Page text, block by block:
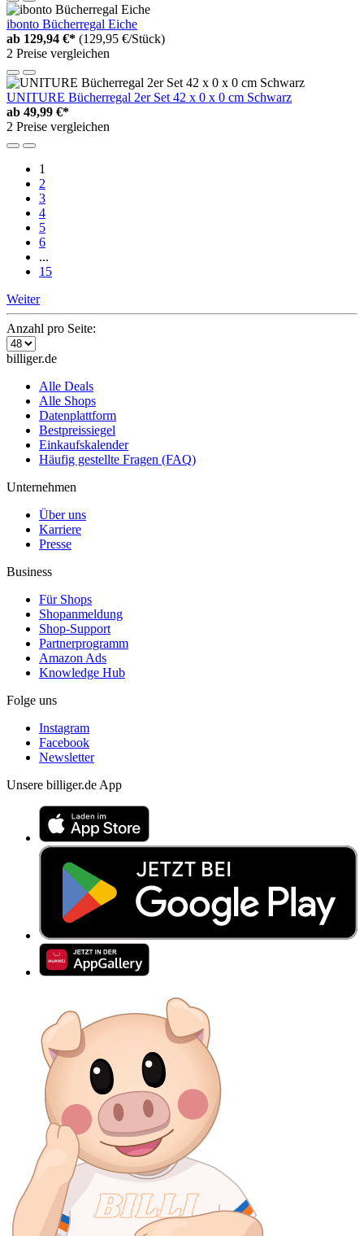
ibonto Bücherregal Eiche
ab 129,94 €* (129,95 €/Stück)
2 Preise vergleichen
UNITURE Bücherregal 2er Set 42 x 0 x 0 cm Schwarz
ab 49,99 €*
2 Preise vergleichen
1
2
3
4
5
6
...
15
Weiter
Anzahl pro Seite:
billiger.de
Alle Deals
Alle Shops
Datenplattform
Bestpreissiegel
Einkaufskalender
Häufig gestellte Fragen (FAQ)
Unternehmen
Über uns
Karriere
Presse
Business
Für Shops
Shopanmeldung
Shop-Support
Partnerprogramm
Amazon Ads
Knowledge Hub
Folge uns
Instagram
Facebook
Newsletter
Unsere billiger.de App